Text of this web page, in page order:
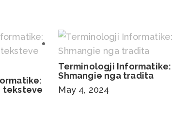
teksteve
Terminologji Informatike:
Shmangie nga tradita
May 4, 2024